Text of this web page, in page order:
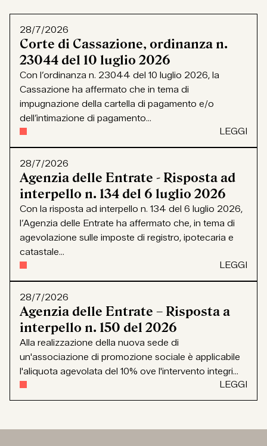
28/7/2026
Corte di Cassazione, ordinanza n.
23044 del 10 luglio 2026
Con l’ordinanza n. 23044 del 10 luglio 2026, la
Cassazione ha affermato che in tema di
impugnazione della cartella di pagamento e/o
dell’intimazione di pagamento...
LEGGI
28/7/2026
Agenzia delle Entrate - Risposta ad
interpello n. 134 del 6 luglio 2026
Con la risposta ad interpello n. 134 del 6 luglio 2026,
l’Agenzia delle Entrate ha affermato che, in tema di
agevolazione sulle imposte di registro, ipotecaria e
catastale...
LEGGI
28/7/2026
Agenzia delle Entrate – Risposta a
interpello n. 150 del 2026
Alla realizzazione della nuova sede di
un'associazione di promozione sociale è applicabile
l'aliquota agevolata del 10% ove l'intervento integri...
LEGGI